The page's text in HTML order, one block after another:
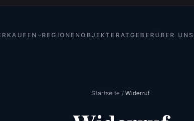
REGIONENOBJEKTE RATGEBER ÜBER UNS
Startseite / Widerruf